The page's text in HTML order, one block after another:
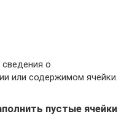
о
или содержимом ячейки.
пустые ячейки